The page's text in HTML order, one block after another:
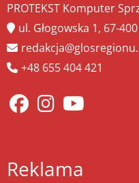
PROTEKST Komputer
ul. Głogowska 1, 67-
+48 655 404 421
Reklama